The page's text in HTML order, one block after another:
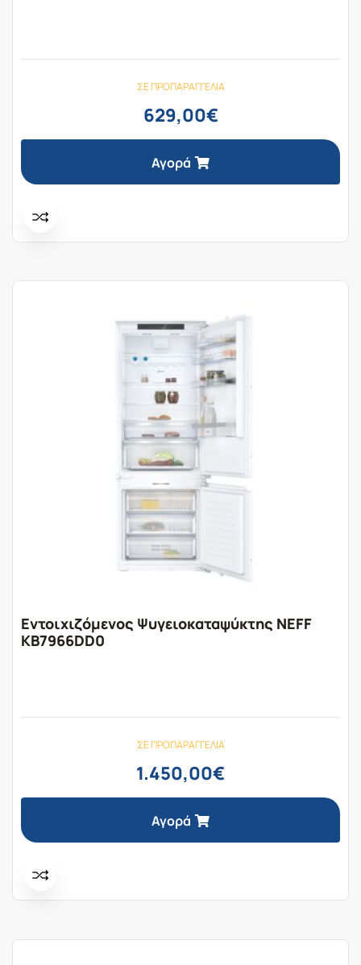
ΣΕ ΠΡΟΠΑΡΑΓΓΕΛΊΑ
629,00€
Αγορά
Εντοιχιζόμενος Ψυγειοκαταψύκτης NEFF
KB7966DD0
ΣΕ ΠΡΟΠΑΡΑΓΓΕΛΊΑ
1.450,00€
Αγορά